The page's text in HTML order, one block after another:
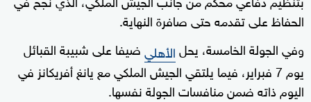
الحفاظ على تقدمه حتى صافرة النهاية.
وفي الجولة الخامسة، يحلالأهليضيفا على شبيبة القبائل
يوم 7 فبراير، فيما يلتقي الجيش الملكي مع يانغ أفريكانز في
اليوم ذاته ضمن منافسات الجولة نفسها.